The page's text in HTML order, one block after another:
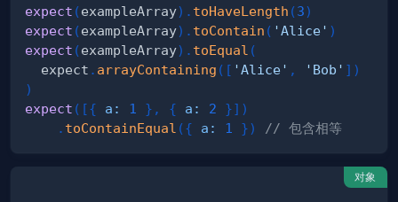
expect (exampleArray) . toHaveLength (3)
expect (exampleArray) . toContain ( 'Alice' )
expect (exampleArray) . toEqual (
  expect
. arrayContaining ( [ 'Alice' , 'Bob' ] )
)
expect ( [{ a : 1 } , { a : 2 }] )
. toContainEqual ({ a : 1 }) // 包含相等
对象